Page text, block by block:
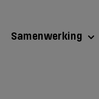
Samenwerking